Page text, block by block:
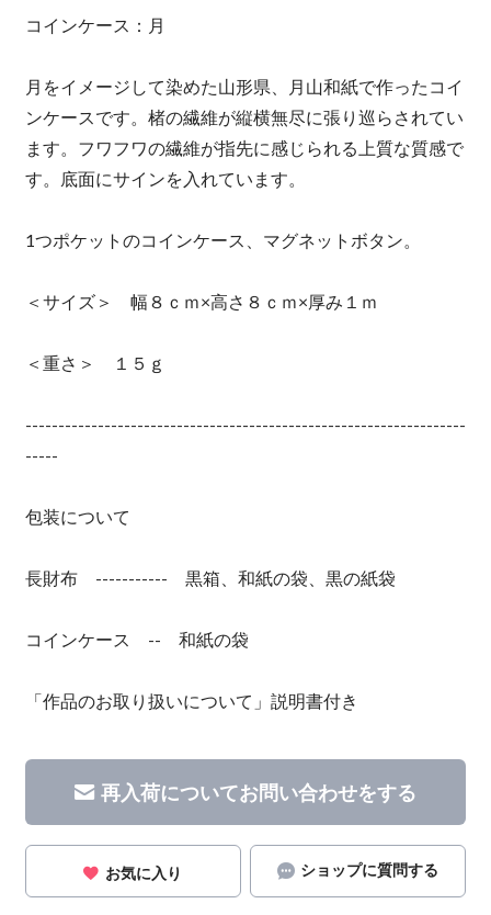
コインケース：月
月をイメージして染めた山形県、月山和紙で作ったコイ
ンケースです。楮の繊維が縦横無尽に張り巡らされてい
ます。フワフワの繊維が指先に感じられる上質な質感で
す。底面にサインを入れています。
1つポケットのコインケース、マグネットボタン。
＜サイズ＞ 幅８ｃｍ×高さ８ｃｍ×厚み１ｍ
＜重さ＞ １５ｇ
-------------------------------------------------------------------
-----
包装について
長財布 ----------- 黒箱、和紙の袋、黒の紙袋
コインケース -- 和紙の袋
「作品のお取り扱いについて」説明書付き
再入荷についてお問い合わせをする
お気に入り ショップに質問する